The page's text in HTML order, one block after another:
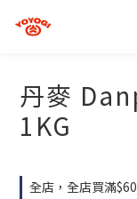
丹麥
1KG
全店，全店買滿